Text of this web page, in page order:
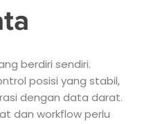
berdiri sendiri.
posisi yang stabil,
dengan data darat.
dan workflow perlu